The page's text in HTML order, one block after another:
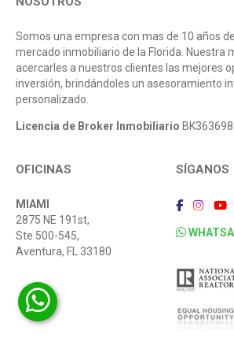
Somos una empresa con mas de 10 años
mercado inmobiliario de la Florida. Nuestra
acercarles a nuestros clientes las mejores
inversión, brindándoles un asesoramiento
personalizado.
Licencia de Broker Inmobiliario
OFICINAS
MIAMI
2875 NE 191st,
Ste 500-545,
Aventura, FL 33180
SÍGANOS